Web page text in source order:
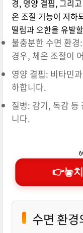
경, 영양 결핍, 그리
온 조절 기능이 저하
떨림과 오한을 유발
불충분한 수면 환
경우, 체온 조절이
영양 결핍: 비타민
하합니다.
질병: 감기, 독감 등
니다.
👉놓
수면 환경